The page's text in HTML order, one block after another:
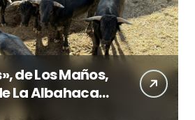
de Los Maños,
La Albahaca